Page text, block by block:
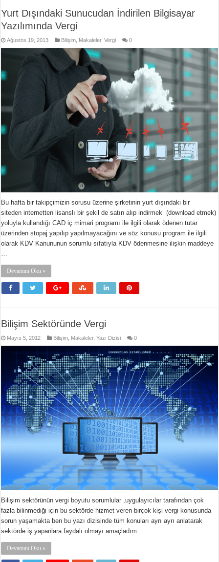
Yurt Dışındaki Sunucudan İndirilen Bilgisayar
Yazılımında Vergi
Ağustos 19, 2013 Bilişim Makaleler,Vergi 0
Bu hafta bir takipçimizin sorusu üzerine şirketinin yurt dışındaki bir
siteden internetten lisanslı bir şekil de satın alıp indirmek (download etmek)
yoluyla kullandığı CAD iç mimari programı ile ilgili olarak ödenen tutar
üzerinden stopaj yapılıp yapılmayacağını ve söz konusu program ile ilgili
olarak KDV Kanununun sorumlu sıfatıyla KDV ödenmesine ilişkin maddeye
Devamını Oku »
Bilişim Sektöründe Vergi
Mayıs 5, 2012 Bilişim Makaleler,Yazı Dizisi 0
Bilişim sektörünün vergi boyutu sorumlular ,uygulayıcılar tarafından çok
fazla bilinmediği için bu sektörde hizmet veren birçok kişi vergi konusunda
sorun yaşamakta ben bu yazı dizisinde tüm konuları ayrı ayrı anlatarak
sektörde iş yapanlara faydalı olmayı amaçladım.
Devamını Oku »